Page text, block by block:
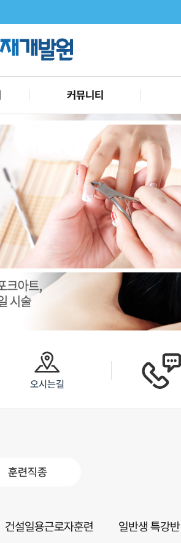
커뮤니티
오시는길
훈련직종
건설일용근로자훈련 일반생 특강반